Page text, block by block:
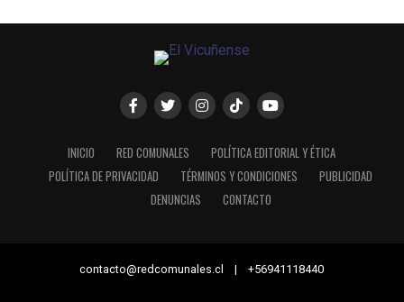
INICIO RED COMUNALES
POLÍTICA EDITORIAL Y ÉTICA
POLÍTICA DE PRIVACIDAD
TÉRMINOS Y CONDICIONES
PUBLICIDAD
DENUNCIAS
CONTACTO
contacto@redcomunales.cl | +56941118440